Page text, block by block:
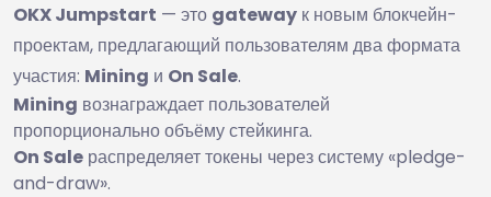
OKX Jumpstart — это gateway к новым блокчейн-
проектам, предлагающий пользователям два формата
участия: Mining и On Sale.
Mining вознаграждает пользователей
пропорционально объёму стейкинга.
On Sale распределяет токены через систему «pledge-
and-draw».